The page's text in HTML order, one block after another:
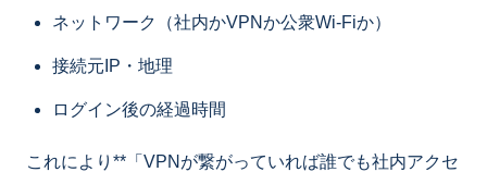
ネットワーク（社内かVPNか公衆Wi-Fiか）
接続元IP・地理
ログイン後の経過時間
これにより**「VPNが繋がっていれば誰でも社内アクセ